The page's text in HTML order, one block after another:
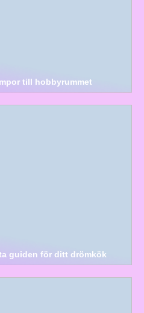
till hobbyrummet
guiden för ditt drömkök